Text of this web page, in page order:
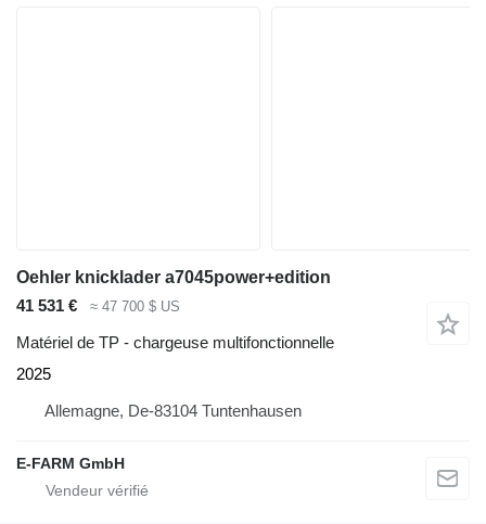
Oehler knicklader a7045power+edition
41 531 €
≈ 47 700 $ US
Matériel de TP - chargeuse multifonctionnelle
2025
Allemagne, De-83104 Tuntenhausen
E-FARM GmbH